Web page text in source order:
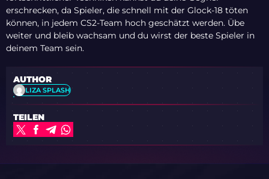
erschrecken, da Spieler, die schnell mit der Glock-18 töten
können, in jedem CS2-Team hoch geschätzt werden. Übe
weiter und bleib wachsam und du wirst der beste Spieler in
deinem Team sein.
AUTHOR
LIZA SPLASH
TEILEN